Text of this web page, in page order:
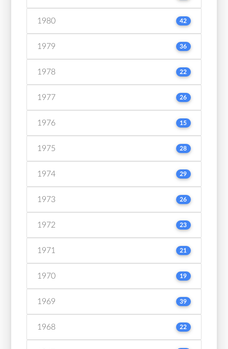
1980 42
1979 36
1978 22
1977 26
1976 15
1975 28
1974 29
1973 26
1972 23
1971 21
1970 19
1969 39
1968 22